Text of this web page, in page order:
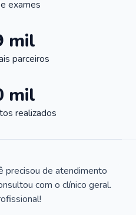
exames
mil
parceiros
mil
realizados
precisou de atendimento
com o clínico geral.